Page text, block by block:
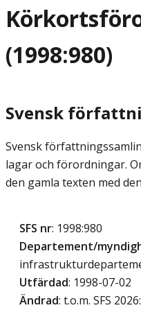
(1998:980)
Svensk
Svensk
lagar och förordningar.
den gamla texten med
SFS nr: 1998:980
Departement/
Utfärdad: 1998-07-02
Ändrad: t.o.m. SFS